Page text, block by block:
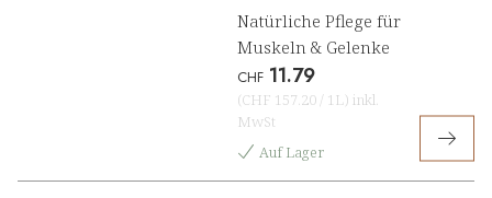
Natürliche Pflege für
Muskeln & Gelenke
CHF 11.79
(CHF 157.20 / 1L) inkl.
MwSt
Auf Lager